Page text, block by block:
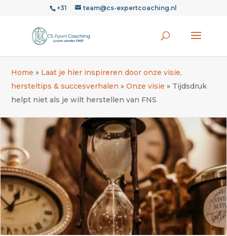
+31 team@cs-expertcoaching.nl
Home » Laat je hier inspireren door onze visie,
hersteltips & succesverhalen »Onze visie » Tijdsdruk
helpt niet als je wilt herstellen van FNS